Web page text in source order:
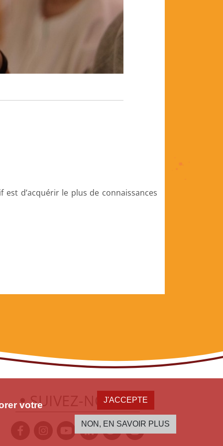
d’acquérir le plus de connaissances
SUIVEZ-NOUS
votre J'ACCEPTE
NON, EN SAVOIR PLUS